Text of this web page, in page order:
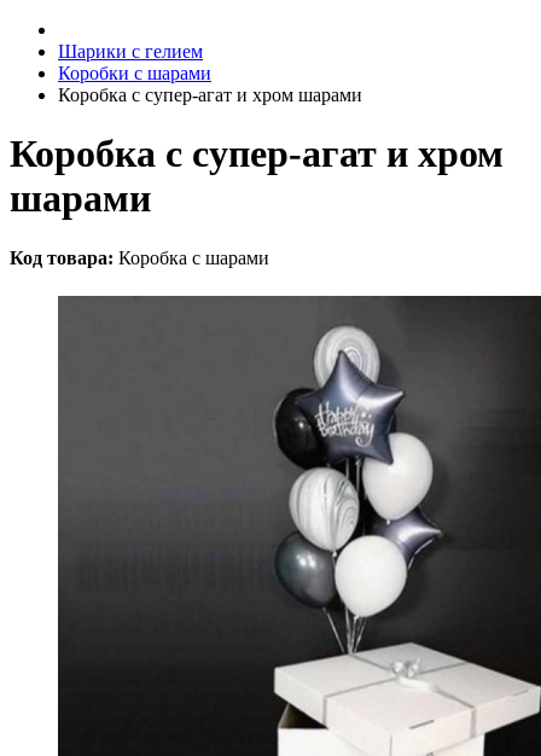
Шарики с гелием
Коробки с шарами
Коробка с супер-агат и хром шарами
Коробка с супер-агат и хром
шарами
Код товара: Коробка с шарами